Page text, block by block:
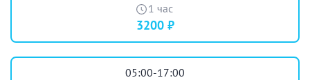
1 час
3200 ₽
05:00-17:00